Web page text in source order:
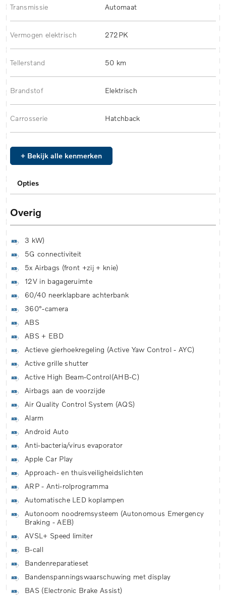
Transmissie Automaat
Vermogen elektrisch 272PK
Tellerstand 50 km
Brandstof Elektrisch
Carrosserie Hatchback
+ Bekijk alle kenmerken
Opties
Overig
3 kW)
5G connectiviteit
5x Airbags (front +zij + knie)
12V in bagageruimte
60/40 neerklapbare achterbank
360°-camera
ABS
ABS + EBD
Actieve gierhoekregeling (Active Yaw Control - AYC)
Active grille shutter
Active High Beam-Control(AHB-C)
Airbags aan de voorzijde
Air Quality Control System (AQS)
Alarm
Android Auto
Anti-bacteria/virus evaporator
Apple Car Play
Approach- en thuisveiligheidslichten
ARP - Anti-rolprogramma
Automatische LED koplampen
Autonoom noodremsysteem (Autonomous Emergency
Braking - AEB)
AVSL+ Speed limiter
B-call
Bandenreparatieset
Bandenspanningswaarschuwing met display
BAS (Electronic Brake Assist)